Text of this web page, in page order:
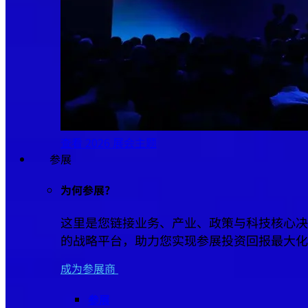
查看 2026 展会主题
参展
为何参展?
这里是您链接业务、产业、政策与科技核心
的战略平台，助力您实现参展投资回报最大
成为参展商
参展